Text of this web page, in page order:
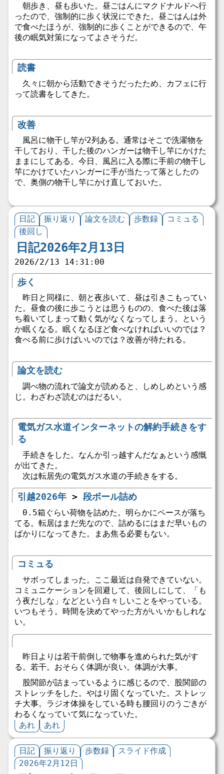
朝歩き、昼も歩いた。昼ごはんにマクドナルドへ行
ったので、強制的に歩く状況にできた。昼ごはんは外
で食べたほうが、強制的に歩くことができるので、午
後の眠気対策になってよさそうだ。
読書
久々に朝から活動できそうだったため、カフェに行
って読書をしてきた。
改善
風呂に物干し竿が2列ある。通常はそこで洗濯物を
干しており、干した後のハンガーは物干し竿にかけた
ままにしてある。今日、風呂に入る際に手前の物干し
竿にかけていたハンガーに手が当たって落としたの
で、奥側の物干し竿にかけ直しておいた。
日記 振り返り 論文を読む 歩数録
コミュる
後回し
日記2026年2月13日
2026/2/13 14:31:00
歩く
昨日と同様に、朝と夜歩いて、昼は引きこもってい
た。昼食の後に歩こうとは思うものの、食べた後は落
ち着いてしまって動く気がなくなってしまう。という
か眠くなる。眠くなるほど食べなければいいのでは？
食べる前に歩けばいいのでは？改善が待たれる。
論文を読む
調べ物の流れで論文が読めると、しめしめという感
じ。わざわざ読むのはだるい。
電気ガス水道インターネットの解約手続きをす
る
手続きをした。なんか引っ越すんだなぁという感慨
が出てきた。
次は転居先の電気ガス水道の手続きをする。
引越2026年> 段ボール詰め
0.5箱ぐらい荷物を詰めた。明らかにペースが落ち
てる。転居はまだ先なので、詰めるにはまだ早いもの
ばかりになってきた。まあ焦る必要もない。
コミュる
サボってしまった。ここ最近は自発できていない。
コミュニケーションを回避して、後回しにして、「も
う夜だしな」などという白々しいことをやっている。
いつもそう。時間を決めてやった方がいいかもしれな
い。
昨日よりは若干前倒しで物事を進められた気がす
る。若干。おそらく体調が良い。体調が大事。
股関節が詰まっているように感じるので、股関節の
ストレッチをした。やはり固くなっていた。ストレッ
チ大事。ラジオ体操をしている時も腰回りのうごきが
わるくなっていて気になっていた。
あれ
あれ
日記 振り返り 歩数録
スライド作成
2026年2月12日